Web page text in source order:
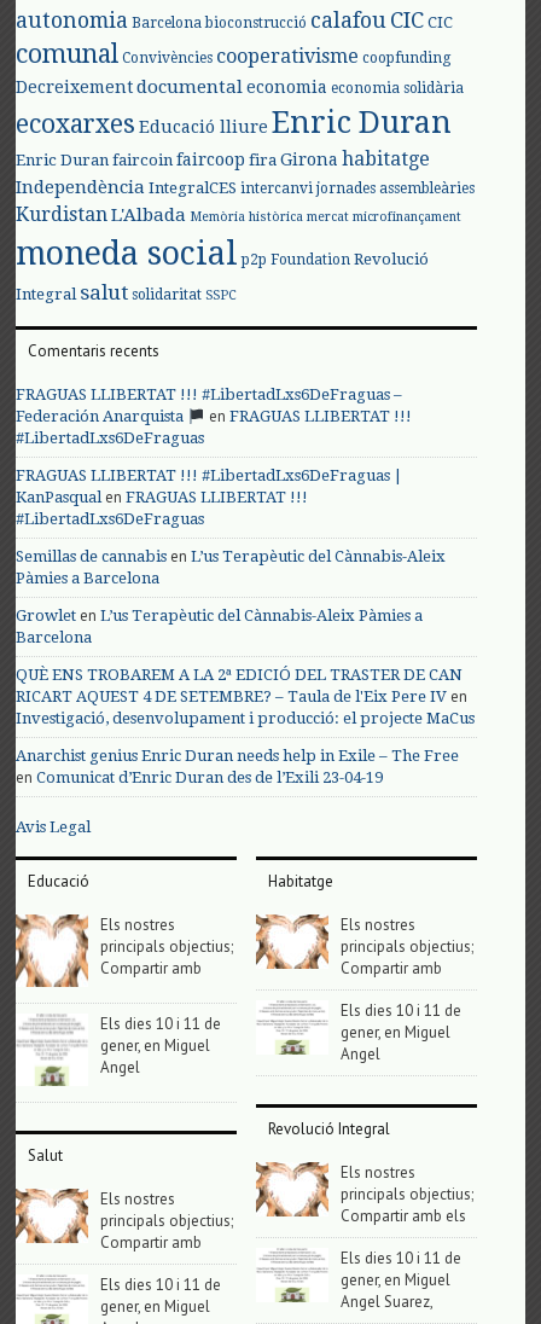
autonomia Barcelona bioconstrucció calafouCIC CIC
comunal Convivències cooperativisme coopfunding
Decreixement documental economia economia solidària
ecoxarxes Educació lliure Enric Duran
Enric Duran faircoin faircoop fira Girona habitatge
Independència IntegralCES intercanvi jornades assembleàries
KurdistanL'Albada Memòria històrica mercat microfinançament
moneda social p2p Foundation Revolució
Integral salut solidaritat SSPC
Comentaris recents
FRAGUAS LLIBERTAT !!! #LibertadLxs6DeFraguas –
Federación Anarquista
enFRAGUAS LLIBERTAT !!!
#LibertadLxs6DeFraguas
FRAGUAS LLIBERTAT !!! #LibertadLxs6DeFraguas |
KanPasqualenFRAGUAS LLIBERTAT !!!
#LibertadLxs6DeFraguas
Semillas de cannabis enL’us Terapèutic del Cànnabis-Aleix
Pàmies a Barcelona
Growlet enL’us Terapèutic del Cànnabis-Aleix Pàmies a
Barcelona
QUÈ ENS TROBAREM A LA 2ª EDICIÓ DEL TRASTER DE CAN
RICART AQUEST 4 DE SETEMBRE? – Taula de l'Eix Pere IV en
Investigació, desenvolupament i producció: el projecte MaCus
Anarchist genius Enric Duran needs help in Exile – The Free
enComunicat d’Enric Duran des de l’Exili 23-04-19
Avis Legal
Educació
Els nostres
principals objectius;
Compartir amb
Els dies 10 i 11 de
gener, en Miguel
Angel
Salut
Els nostres
principals objectius;
Compartir amb
Els dies 10 i 11 de
gener, en Miguel
Habitatge
Els nostres
principals objectius;
Compartir amb
Els dies 10 i 11 de
gener, en Miguel
Angel
Revolució Integral
Els nostres
principals objectius;
Compartir amb els
Els dies 10 i 11 de
gener, en Miguel
Angel Suarez,